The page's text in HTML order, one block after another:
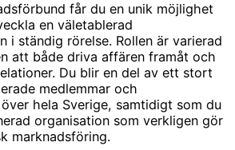
får du en unik möjlighet
en väletablerad
i ständig rörelse. Rollen är varierad
att både driva affären framåt och
Du blir en del av ett stort
medlemmar och
hela Sverige, samtidigt som du
organisation som verkligen gör
marknadsföring.